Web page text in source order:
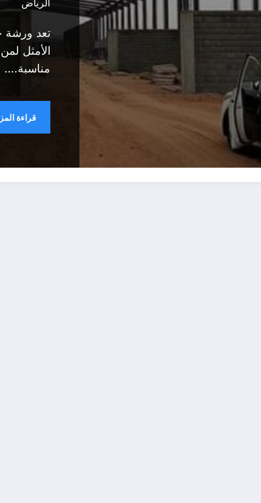
الرياض
تعد ورشة
الأمثل
مناسبة.…
قراءة